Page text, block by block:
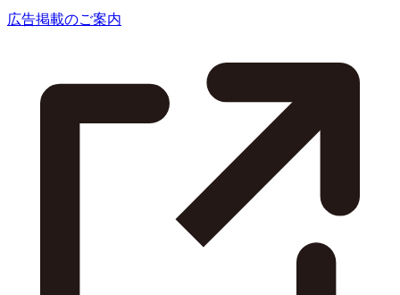
広告掲載のご案内